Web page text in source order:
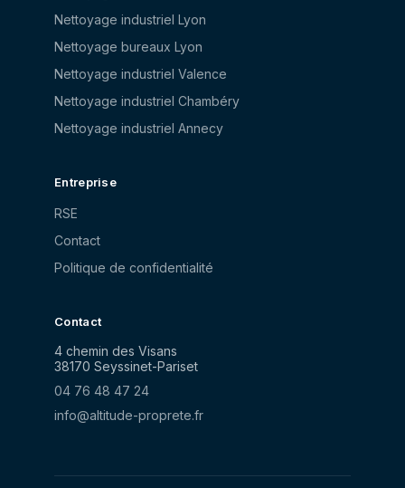
Nettoyage industriel Lyon
Nettoyage bureaux Lyon
Nettoyage industriel Valence
Nettoyage industriel Chambéry
Nettoyage industriel Annecy
Entreprise
RSE
Contact
Politique de confidentialité
Contact
4 chemin des Visans
38170 Seyssinet-Pariset
04 76 48 47 24
info@altitude-proprete.fr